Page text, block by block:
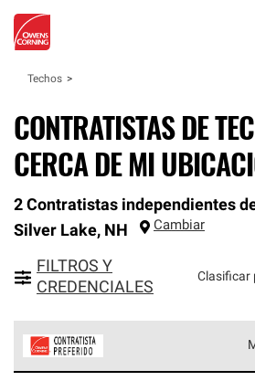
Techos
CONTRATISTAS DE
CERCA DE MI
2 Contratistas independientes
Silver Lake, NH Cambiar
FILTROS Y
CREDENCIALES
Clasificar